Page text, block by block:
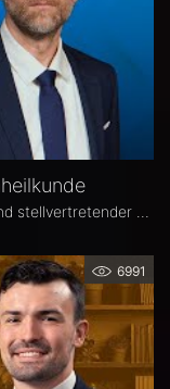
6991